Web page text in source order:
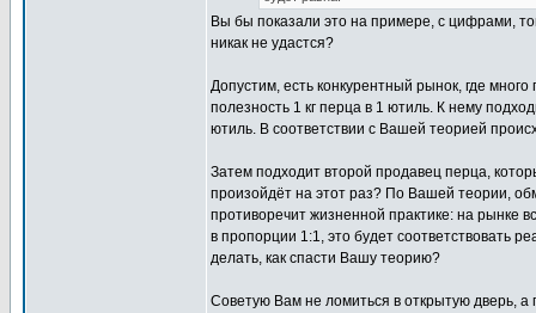
Вы бы показали это на примере, с цифрами,
никак не удастся?
Допустим, есть конкурентный рынок, где
полезность 1 кг перца в 1 ютиль. К нему
ютиль. В соответствии с Вашей теорией
Затем подходит второй продавец перца,
произойдёт на этот раз? По Вашей теории,
противоречит жизненной практике: на рынке
в пропорции 1:1, это будет соответствовать
делать, как спасти Вашу теорию?
Советую Вам не ломиться в открытую дверь, а